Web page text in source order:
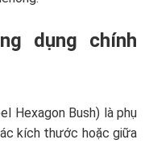
dụng chính
Hexagon Bush) là phụ
kích thước hoặc giữa